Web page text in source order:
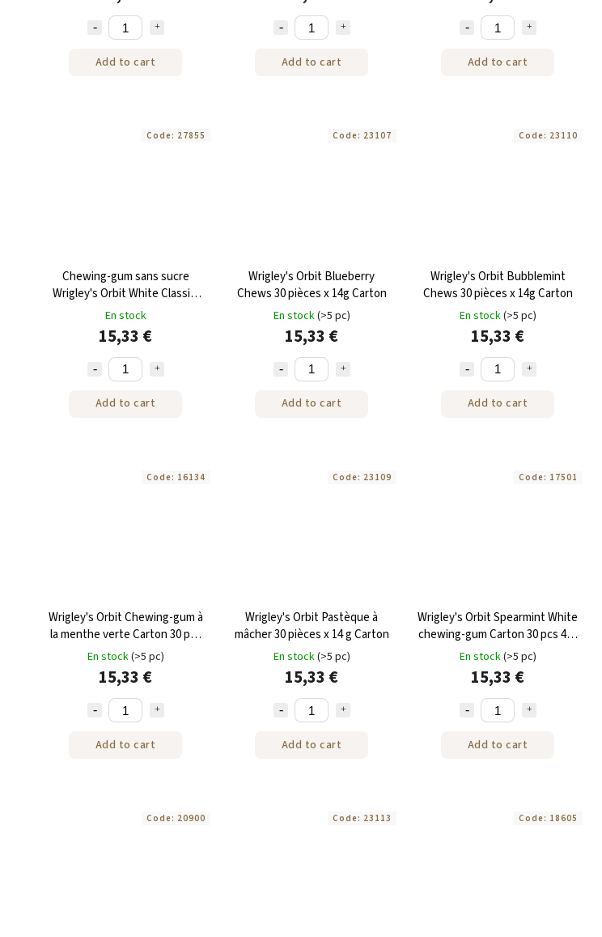
Add to cart Add to cart Add to cart
Chewing-gum sans sucre
Wrigley's Orbit White Classic,
boîte de 30 pièces, 420 g
En stock
15,33 €
Add to cart
Code: 27855
Wrigley's Orbit Blueberry
Chews 30 pièces x 14g Carton
En stock(>5 pc)
15,33 €
Add to cart
Code: 23107
Wrigley's Orbit Bubblemint
Chews 30 pièces x 14g Carton
En stock(>5 pc)
15,33 €
Add to cart
Code: 23110
Wrigley's Orbit Chewing-gum à
la menthe verte Carton 30 pcs
420 g
En stock(>5 pc)
15,33 €
Add to cart
Code: 16134
Wrigley's Orbit Pastèque à
mâcher 30 pièces x 14 g Carton
En stock(>5 pc)
15,33 €
Add to cart
Code: 23109
Wrigley's Orbit Spearmint White
chewing-gum Carton 30 pcs 420
g
En stock(>5 pc)
15,33 €
Add to cart
Code: 17501
Code: 20900 Code: 23113 Code: 18605